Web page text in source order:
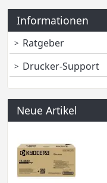
Informationen
Ratgeber
Drucker-Support
Neue Artikel